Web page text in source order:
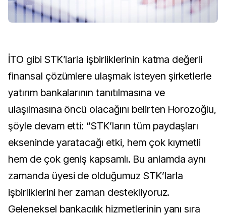
İTO gibi STK’larla işbirliklerinin katma değerli
finansal çözümlere ulaşmak isteyen şirketlerle
yatırım bankalarının tanıtılmasına ve
ulaşılmasına öncü olacağını belirten Horozoğlu,
şöyle devam etti: “STK’ların tüm paydaşları
ekseninde yaratacağı etki, hem çok kıymetli
hem de çok geniş kapsamlı. Bu anlamda aynı
zamanda üyesi de olduğumuz STK’larla
işbirliklerini her zaman destekliyoruz.
Geleneksel bankacılık hizmetlerinin yanı sıra